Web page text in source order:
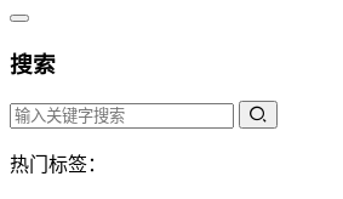
搜索
热门标签：